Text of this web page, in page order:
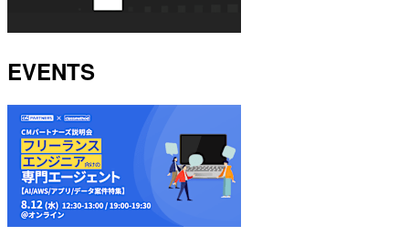
EVENTS